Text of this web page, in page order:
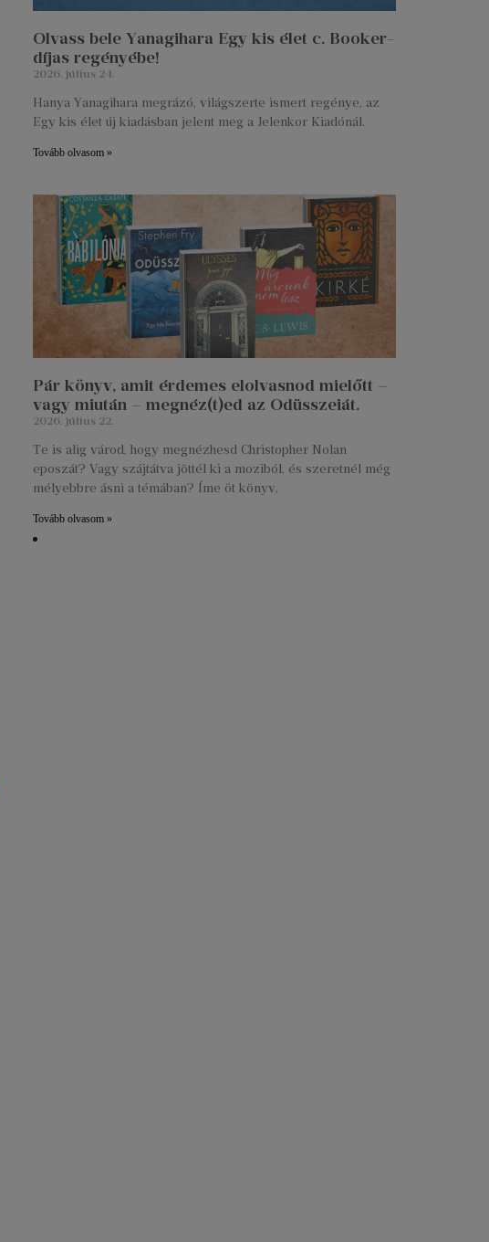
Olvass bele Yanagihara Egy kis élet c. Booker-
díjas regényébe!
2026. július 24.
Hanya Yanagihara megrázó, világszerte ismert regénye, az
Egy kis élet új kiadásban jelent meg a Jelenkor Kiadónál.
Tovább olvasom »
Pár könyv, amit érdemes elolvasnod mielőtt –
vagy miután – megnéz(t)ed az Odüsszeiát.
2026. július 22.
Te is alig várod, hogy megnézhesd Christopher Nolan
eposzát? Vagy szájtátva jöttél ki a moziból, és szeretnél még
mélyebbre ásni a témában? Íme öt könyv,
Tovább olvasom »